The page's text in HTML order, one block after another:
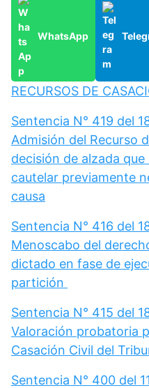
WhatsApp
RECURSOS DE
Sentencia N° 419 del
Admisión del Recurso
decisión de alzada
cautelar previamente
causa
Sentencia N° 416 del
Menoscabo del
dictado en fase de
partición
Sentencia N° 415 del
Valoración probatoria
Casación Civil del
Sentencia N° 400 del